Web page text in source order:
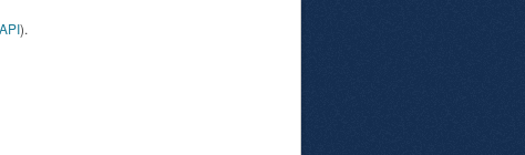
).